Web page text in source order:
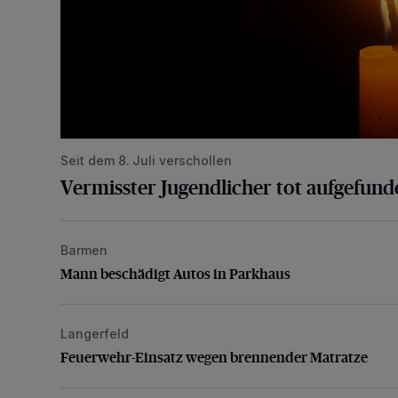
Seit dem 8. Juli verschollen
Vermisster Jugendlicher tot
Mann beschädigt Autos in Parkhaus
Barmen
Mann beschädigt Autos in Parkhaus
Feuerwehr-Einsatz wegen brennender Matratze
Langerfeld
Feuerwehr-Einsatz wegen brennender Matratze